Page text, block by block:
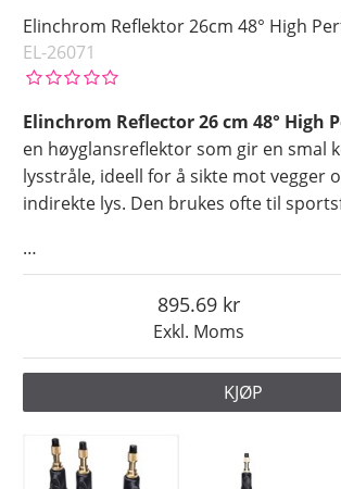
Elinchrom Reflektor 26cm 48° High
EL-26071
Elinchrom Reflector 26 cm 48° High
en høyglansreflektor som gir en smal
lysstråle, ideell for å sikte mot vegger
indirekte lys. Den brukes ofte til
…
Exkl. Moms
895.69
KJØP